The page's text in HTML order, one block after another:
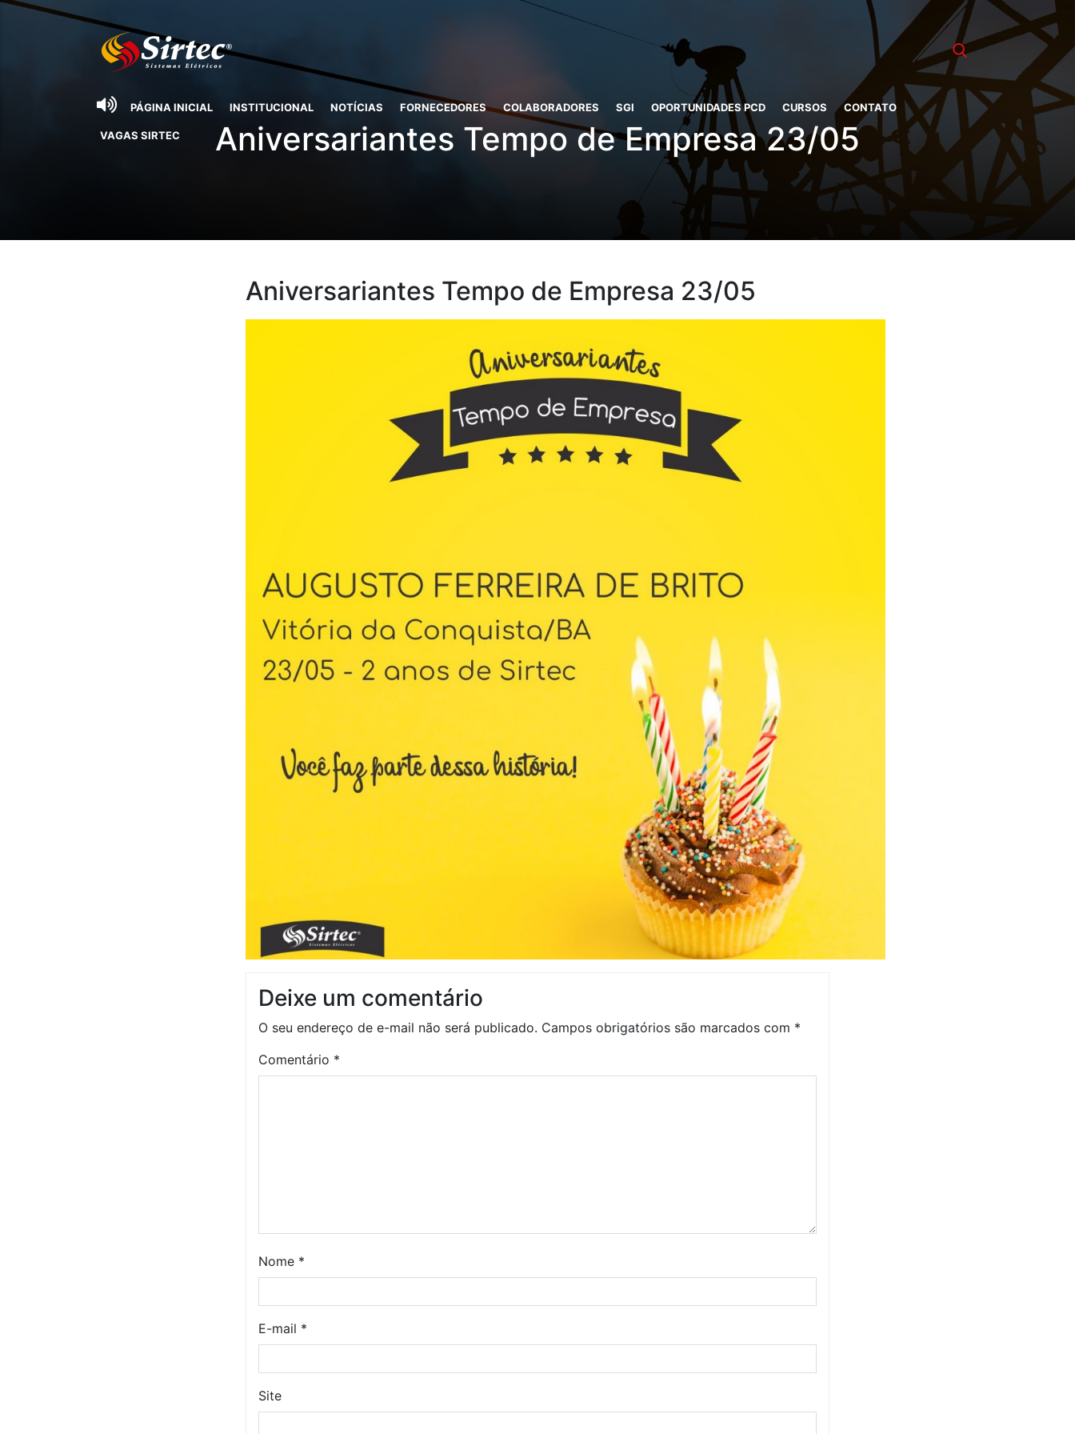
PÁGINA INICIAL INSTITUCIONAL NOTÍCIAS FORNECEDORES COLABORADORES SGI OPORTUNIDADES PCD CURSOS CONTATO
VAGAS SIRTEC Aniversariantes Tempo de Empresa 23/05
Aniversariantes Tempo de Empresa 23/05
Deixe um comentário
O seu endereço de e-mail não será publicado. Campos obrigatórios são marcados com *
Comentário *
Nome *
E-mail *
Site